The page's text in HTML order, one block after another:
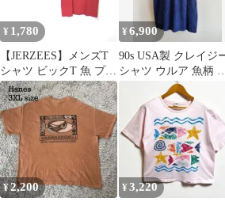
¥ 1,780
【JERZEES】メンズT
シャツ ビックT 魚 プリ
ント hawaii 綿100
¥6,900
90s USA製 クレイジ
シャツ ウルア 魚柄
ックプリント Tシャツ
¥2,200 ¥3,220